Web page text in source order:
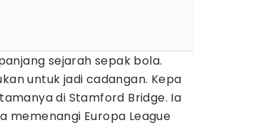
sejarah sepak bola.
untuk jadi cadangan. Kepa
di Stamford Bridge. Ia
memenangi Europa League